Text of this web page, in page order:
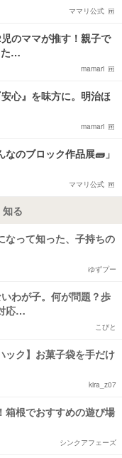
ママリ公式
のママが推す！親子で
た…
mamari
心』を味方に。明治ほ
mamari
のブロック作品展🧱」
ママリ公式
知る
なって知った、子持ちの
ゆずプー
わが子。何が問題？歩
応…
こびと
ック】お菓子袋を手だけ
kira_z07
箱根でおすすめの遊び場
シンクアフェーズ